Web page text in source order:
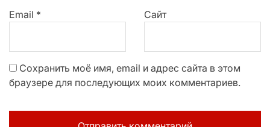
Email * Сайт
Сохранить моё имя, email и адрес сайта в этом
браузере для последующих моих комментариев.